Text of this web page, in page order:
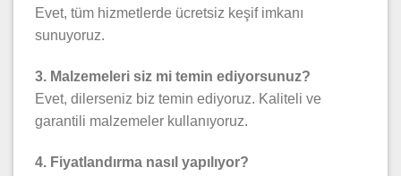
Evet, tüm hizmetlerde ücretsiz keşif imkanı
sunuyoruz.
3. Malzemeleri siz mi temin ediyorsunuz?
Evet, dilerseniz biz temin ediyoruz. Kaliteli ve
garantili malzemeler kullanıyoruz.
4. Fiyatlandırma nasıl yapılıyor?